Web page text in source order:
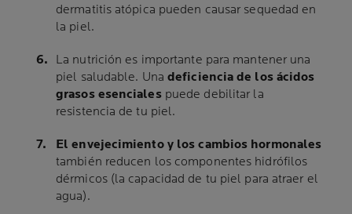
dermatitis atópica pueden causar sequedad en
la piel.
La nutrición es importante para mantener una
piel saludable. Una deficiencia de los ácidos
grasos esencialespuede debilitar la
resistencia de tu piel.
El envejecimiento y los cambios hormonales
también reducen los componentes hidrófilos
dérmicos (la capacidad de tu piel para atraer el
agua).